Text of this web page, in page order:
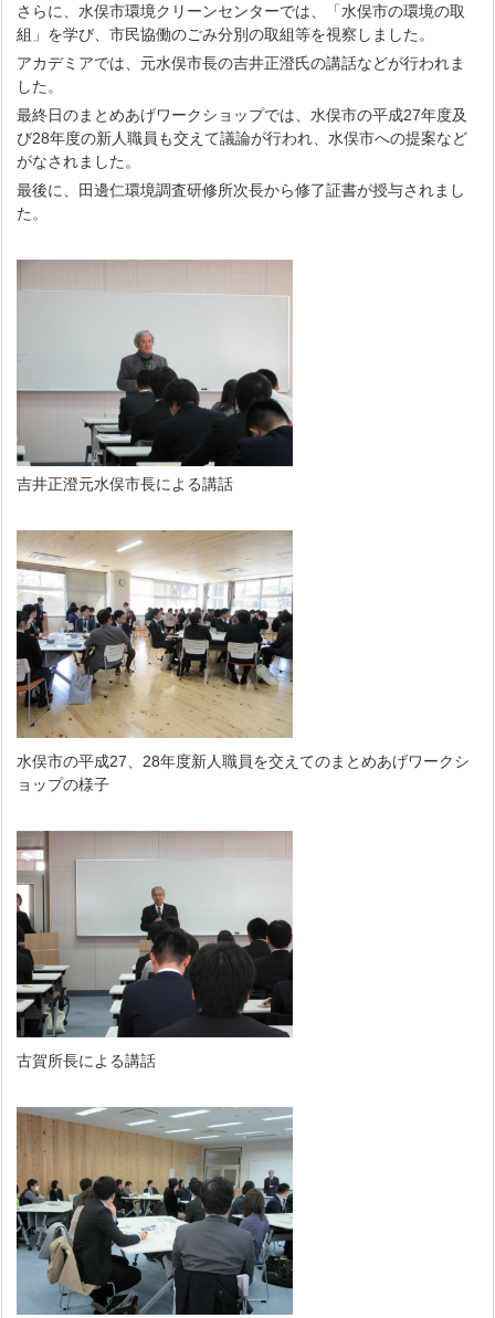
さらに、水俣市環境クリーンセンターでは、「水俣市の環境の取
組」を学び、市民協働のごみ分別の取組等を視察しました。
アカデミアでは、元水俣市長の吉井正澄氏の講話などが行われま
した。
最終日のまとめあげワークショップでは、水俣市の平成27年度及
び28年度の新人職員も交えて議論が行われ、水俣市への提案など
がなされました。
最後に、田邊仁環境調査研修所次長から修了証書が授与されまし
た。
吉井正澄元水俣市長による講話
水俣市の平成27、28年度新人職員を交えてのまとめあげワークシ
ョップの様子
古賀所長による講話